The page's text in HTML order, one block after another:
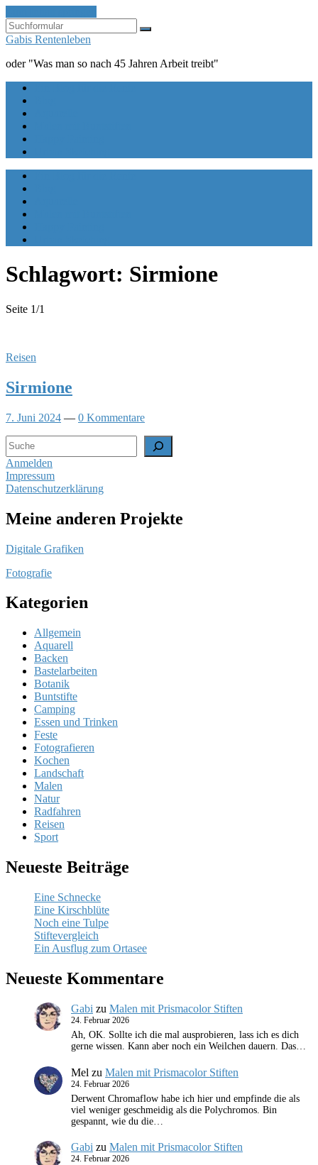
Suchen
Gabis Rentenleben
oder "Was man so nach 45 Jahren Arbeit treibt"
Schlagwort: Sirmione
Seite 1/1
Reisen
Sirmione
7. Juni 2024 — 0 Kommentare
Suchen
Anmelden
Impressum
Datenschutzerklärung
Meine anderen Projekte
Digitale Grafiken
Fotografie
Kategorien
Allgemein
Aquarell
Backen
Bastelarbeiten
Botanik
Buntstifte
Camping
Essen und Trinken
Feste
Fotografieren
Kochen
Landschaft
Malen
Natur
Radfahren
Reisen
Sport
Neueste Beiträge
Eine Schnecke
Eine Kirschblüte
Noch eine Tulpe
Stiftevergleich
Ein Ausflug zum Ortasee
Neueste Kommentare
Gabi zu Malen mit Prismacolor Stiften
24. Februar 2026
Ah, OK. Sollte ich die mal ausprobieren, lass ich es dich
gerne wissen. Kann aber noch ein Weilchen dauern. Das…
Mel zu Malen mit Prismacolor Stiften
24. Februar 2026
Derwent Chromaflow habe ich hier und empfinde die als
viel weniger geschmeidig als die Polychromos. Bin
gespannt, wie du die…
Gabi zu Malen mit Prismacolor Stiften
24. Februar 2026